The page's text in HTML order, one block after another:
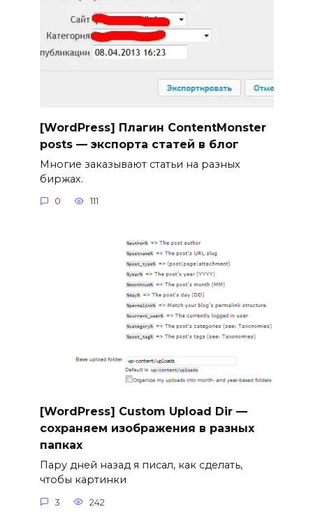
[WordPress] Плагин ContentMonster
posts — экспорта статей в блог
Многие заказывают статьи на разных
биржах.
0 111
[WordPress] Custom Upload Dir —
сохраняем изображения в разных
папках
Пару дней назад я писал, как сделать,
чтобы картинки
3 242